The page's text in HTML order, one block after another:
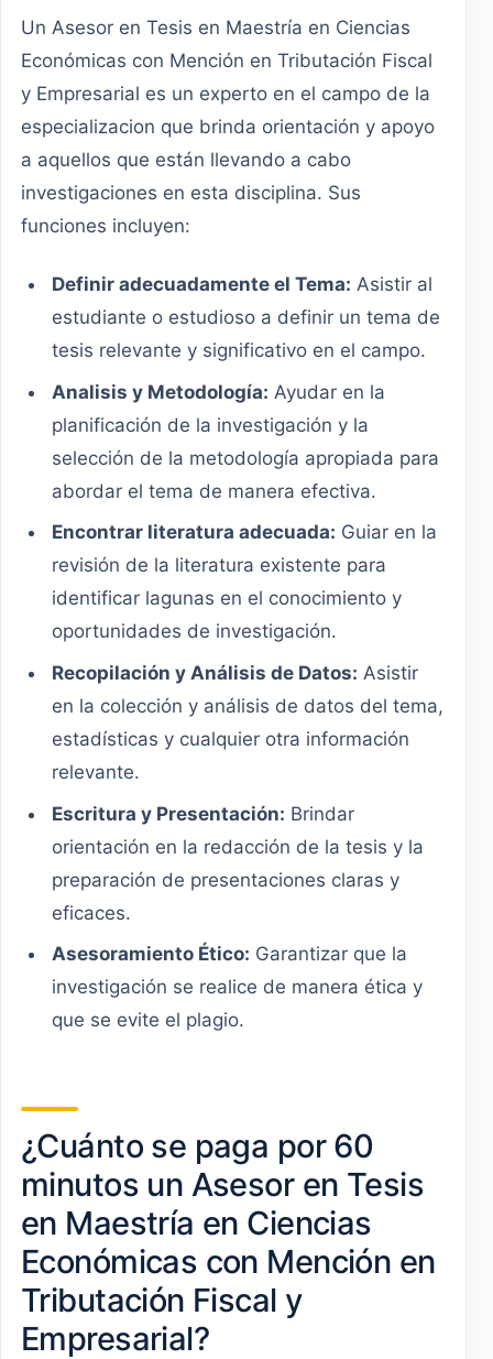
Un Asesor en Tesis en Maestría en Ciencias
Económicas con Mención en Tributación Fiscal
y Empresarial es un experto en el campo de la
especializacion que brinda orientación y apoyo
a aquellos que están llevando a cabo
investigaciones en esta disciplina. Sus
funciones incluyen:
Definir adecuadamente el Tema: Asistir al
estudiante o estudioso a definir un tema de
tesis relevante y significativo en el campo.
Analisis y Metodología: Ayudar en la
planificación de la investigación y la
selección de la metodología apropiada para
abordar el tema de manera efectiva.
Encontrar literatura adecuada: Guiar en la
revisión de la literatura existente para
identificar lagunas en el conocimiento y
oportunidades de investigación.
Recopilación y Análisis de Datos: Asistir
en la colección y análisis de datos del tema,
estadísticas y cualquier otra información
relevante.
Escritura y Presentación: Brindar
orientación en la redacción de la tesis y la
preparación de presentaciones claras y
eficaces.
Asesoramiento Ético: Garantizar que la
investigación se realice de manera ética y
que se evite el plagio.
¿Cuánto se paga por 60
minutos un Asesor en Tesis
en Maestría en Ciencias
Económicas con Mención en
Tributación Fiscal y
Empresarial?